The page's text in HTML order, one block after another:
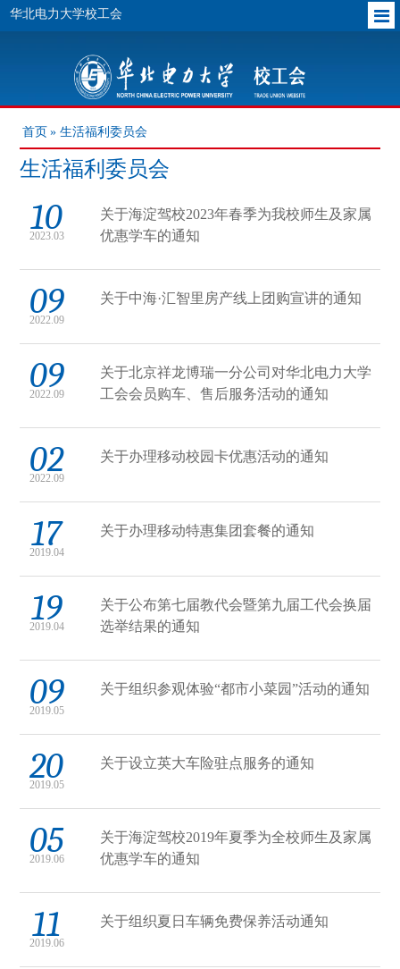
华北电力大学校工会
首页 » 生活福利委员会
生活福利委员会
10
2023.03
关于海淀驾校2023年春季为我校师生及家属
优惠学车的通知
09
2022.09
关于中海·汇智里房产线上团购宣讲的通知
09
2022.09
关于北京祥龙博瑞一分公司对华北电力大学
工会会员购车、售后服务活动的通知
02
2022.09
关于办理移动校园卡优惠活动的通知
17
2019.04
关于办理移动特惠集团套餐的通知
19
2019.04
关于公布第七届教代会暨第九届工代会换届
选举结果的通知
09
2019.05
关于组织参观体验“都市小菜园”活动的通知
20
2019.05
关于设立英大车险驻点服务的通知
05
2019.06
关于海淀驾校2019年夏季为全校师生及家属
优惠学车的通知
11
2019.06
关于组织夏日车辆免费保养活动通知